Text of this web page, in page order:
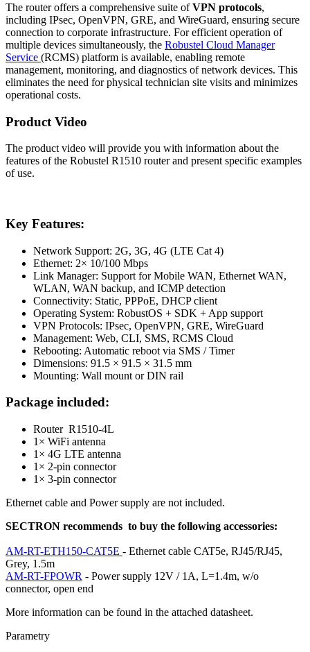
The routeroffers a comprehensive suite ofVPN protocols,
including IPsec, OpenVPN, GRE, and WireGuard, ensuring secure
connection to corporate infrastructure. For efficient operation of
multiple devices simultaneously, the Robustel Cloud Manager
Service (RCMS) platform is available, enabling remote
management, monitoring, and diagnostics of network devices. This
eliminates the need for physical technician site visits and minimizes
operational costs.
Product Video
The product video will provide you with information about the
features of the Robustel R1510 routerand present specific examples
of use.
Key Features:
Network Support: 2G, 3G, 4G (LTE Cat 4)
Ethernet: 2× 10/100 Mbps
Link Manager: Support for Mobile WAN, Ethernet WAN,
WLAN, WAN backup, and ICMP detection
Connectivity: Static, PPPoE, DHCP client
Operating System: RobustOS + SDK + App support
VPN Protocols: IPsec, OpenVPN, GRE, WireGuard
Management: Web, CLI, SMS, RCMS Cloud
Rebooting: Automatic reboot via SMS / Timer
Dimensions: 91.5 × 91.5 × 31.5 mm
Mounting: Wall mount or DIN rail
Package included:
RouterR1510-4L
1× WiFi antenna
1× 4G LTE antenna
1× 2-pin connector
1× 3-pin connector
Ethernet cable and Power supply are not included.
SECTRON recommends to buy the following accessories:
AM-RT-ETH150-CAT5E - Ethernet cable CAT5e, RJ45/RJ45,
Grey, 1.5m
AM-RT-FPOWR - Power supply 12V / 1A, L=1.4m, w/o
connector, open end
More information can be found in the attached datasheet.
Parametry